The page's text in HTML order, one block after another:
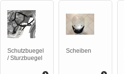
Schutzbuegel
/ Sturzbuegel
Scheiben